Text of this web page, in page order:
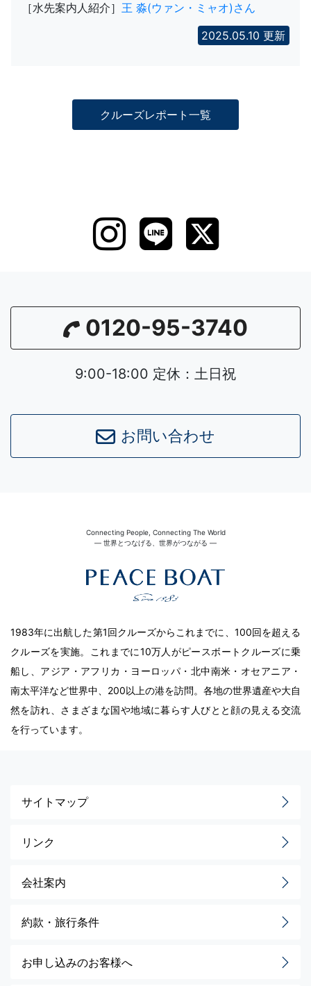
［水先案内人紹介］ 王 淼(ウァン・ミャオ)さん
2025.05.10 更新
クルーズレポート一覧
0120-95-3740
9:00-18:00 定休：土日祝
お問い合わせ
Connecting People, Connecting The World
― 世界とつなげる、世界がつながる ―
1983年に出航した第1回クルーズからこれまでに、100回を超える
クルーズを実施。これまでに10万人がピースボートクルーズに乗
船し、アジア・アフリカ・ヨーロッパ・北中南米・オセアニア・
南太平洋など世界中、200以上の港を訪問。各地の世界遺産や大自
然を訪れ、さまざまな国や地域に暮らす人びとと顔の見える交流
を行っています。
サイトマップ
リンク
会社案内
約款・旅行条件
お申し込みのお客様へ